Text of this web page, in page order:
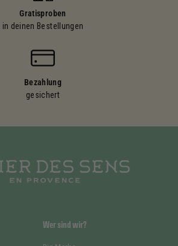
Gratisproben
in deinen Bestellungen
Bezahlung
gesichert
Wer sind wir?